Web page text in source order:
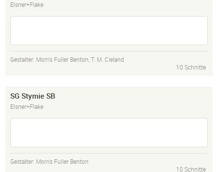
Elsner+Flake
Gestalter: Morris Fuller Benton,T. M. Cleland
10 Schnitte
SG Stymie SB
Elsner+Flake
Gestalter: Morris Fuller Benton
10 Schnitte